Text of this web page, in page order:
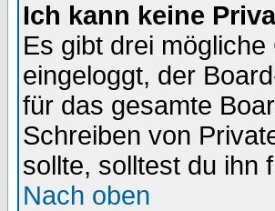
Ich kann keine
Es gibt drei
eingeloggt, der
für das gesamte
Schreiben von
sollte, solltest du ihn
Nach oben